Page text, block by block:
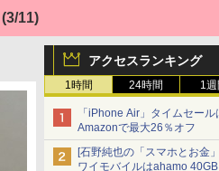
(3/11)
アクセスランキング
1時間 24時間 1週
「iPhone Air」タイムセール
Amazonで最大26％オフ
[石野純也の「スマホとお金
ワイモバイルはahamo